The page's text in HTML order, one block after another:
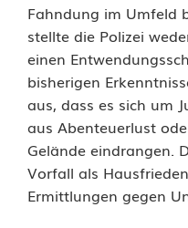
n
b
r
u
c
h
Fahndung im Umfeld
stellte die Polizei
einen
bisherigen
aus, dass es sich um
aus Abenteuerlust
Gelände eindrangen.
Vorfall als
Ermittlungen gegen